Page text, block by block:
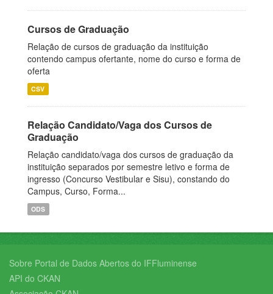
Cursos de Graduação
Relação de cursos de graduação da instituição
contendo campus ofertante, nome do curso e forma de
oferta
CSV
Relação Candidato/Vaga dos Cursos de
Graduação
Relação candidato/vaga dos cursos de graduação da
instituição separados por semestre letivo e forma de
ingresso (Concurso Vestibular e Sisu), constando do
Campus, Curso, Forma...
ODS
Sobre Portal de Dados Abertos do IFFluminense
API do CKAN